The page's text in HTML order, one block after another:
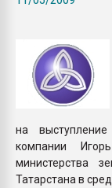
на выступление
компании
министерства
Татарстана в